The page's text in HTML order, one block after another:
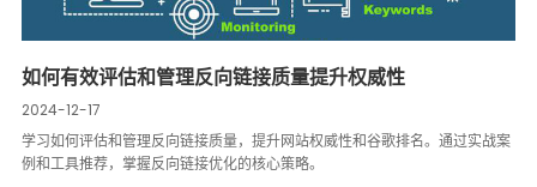
如何有效评估和管理反向链接质量提升权威性
2024-12-17
学习如何评估和管理反向链接质量，提升网站权威性和谷歌排名。通过实战案
例和工具推荐，掌握反向链接优化的核心策略。